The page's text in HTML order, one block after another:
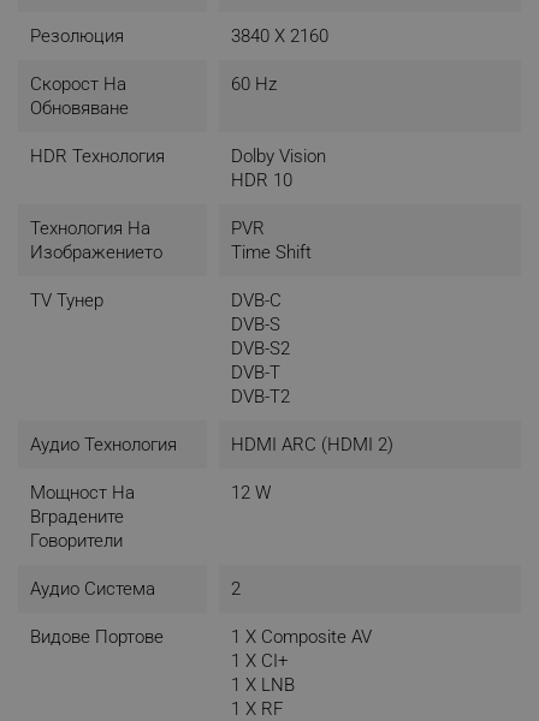
Лесен за настройване
Знаем, че технологиите могат да бъдат
объркващи - но телевизорите Tesla правят
Резолюция 3840 X 2160
Скорост На
Обновяване
60 Hz
HDR Технология
Dolby Vision
HDR 10
Технология На
Изображението
PVR
Time Shift
TV Тунер
DVB-C
DVB-S
DVB-S2
DVB-T
DVB-T2
Аудио Технология HDMI ARC (HDMI 2)
Мощност На
Вградените
Говорители
12 W
Аудио Система 2
Видове Портове
1 X Composite AV
1 X CI+
1 X LNB
1 X RF